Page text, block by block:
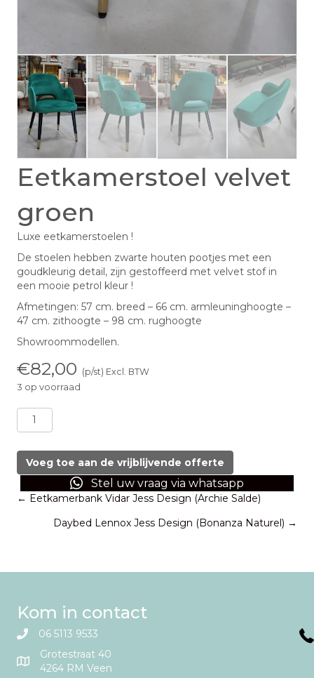
Eetkamerstoel velvet
groen
Luxe eetkamerstoelen !
De stoelen hebben zwarte houten pootjes met een
goudkleurig detail, zijn gestoffeerd met velvet stof in
een mooie petrol kleur !
Afmetingen: 57 cm. breed – 66 cm. armleuninghoogte –
47 cm. zithoogte – 98 cm. rughoogte
Showroommodellen.
€82,00 (p/st) Excl. BTW
3 op voorraad
Eetkamerstoel
velvet
aantal
Voeg toe aan de vrijblijvende offerte
Stel uw vraag via whatsapp
Posts
navigation
← Eetkamerbank Vidar Jess Design (Archie Salde)
Daybed Lennox Jess Design (Bonanza Naturel) →
Kom in contact
06 5113 9533
Grotestraat 40
4264 RM Veen